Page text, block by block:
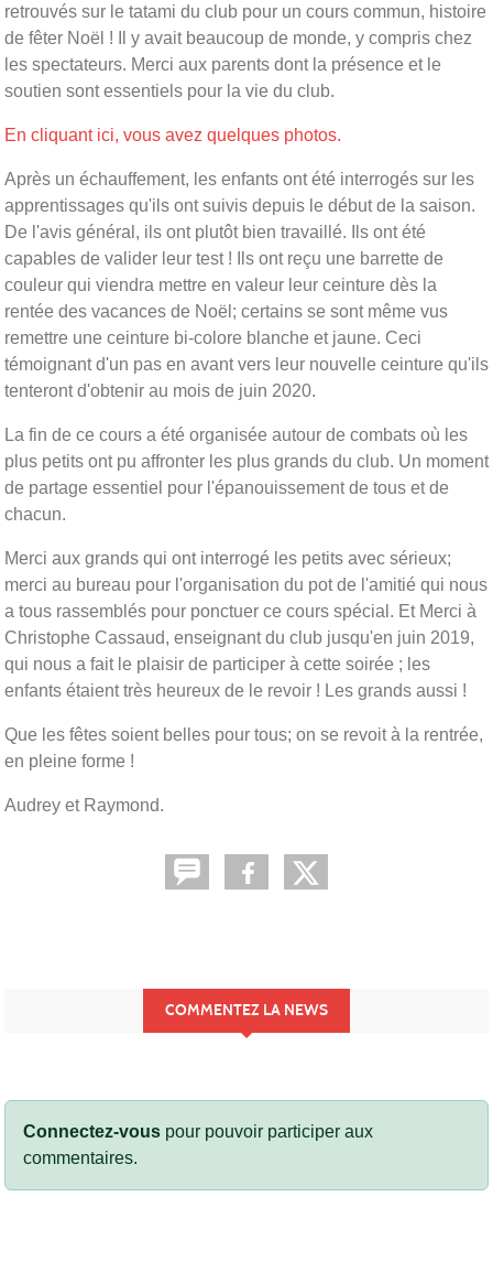
retrouvés sur le tatami du club pour un cours commun, histoire
de fêter Noël ! Il y avait beaucoup de monde, y compris chez
les spectateurs. Merci aux parents dont la présence et le
soutien sont essentiels pour la vie du club.
En cliquant ici, vous avez quelques photos.
Après un échauffement, les enfants ont été interrogés sur les
apprentissages qu'ils ont suivis depuis le début de la saison.
De l'avis général, ils ont plutôt bien travaillé. Ils ont été
capables de valider leur test ! Ils ont reçu une barrette de
couleur qui viendra mettre en valeur leur ceinture dès la
rentée des vacances de Noël; certains se sont même vus
remettre une ceinture bi-colore blanche et jaune. Ceci
témoignant d'un pas en avant vers leur nouvelle ceinture qu'ils
tenteront d'obtenir au mois de juin 2020.
La fin de ce cours a été organisée autour de combats où les
plus petits ont pu affronter les plus grands du club. Un moment
de partage essentiel pour l'épanouissement de tous et de
chacun.
Merci aux grands qui ont interrogé les petits avec sérieux;
merci au bureau pour l'organisation du pot de l'amitié qui nous
a tous rassemblés pour ponctuer ce cours spécial. Et Merci à
Christophe Cassaud, enseignant du club jusqu'en juin 2019,
qui nous a fait le plaisir de participer à cette soirée ; les
enfants étaient très heureux de le revoir ! Les grands aussi !
Que les fêtes soient belles pour tous; on se revoit à la rentrée,
en pleine forme !
Audrey et Raymond.
COMMENTEZ LA NEWS
Connectez-vous pour pouvoir participer aux
commentaires.